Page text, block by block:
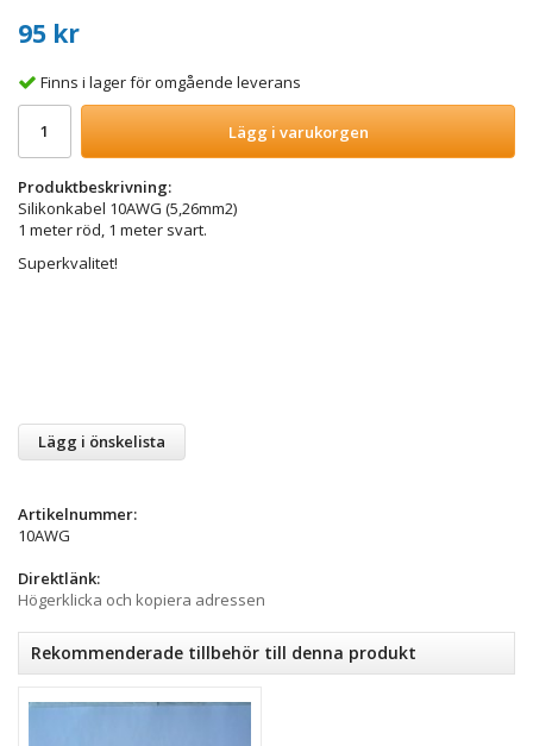
95 kr
Finns i lager för omgående leverans
Lägg i varukorgen
Produktbeskrivning:
Silikonkabel 10AWG (5,26mm2)
1 meter röd, 1 meter svart.
Superkvalitet!
Lägg i önskelista
Artikelnummer:
10AWG
Direktlänk:
Högerklicka och kopiera adressen
Rekommenderade tillbehör till denna produkt